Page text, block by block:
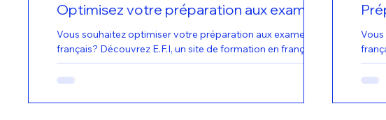
Optimisez votre préparation aux examens
de français avec E.F.I
Vous souhaitez optimiser votre préparation aux examens de
français? Découvrez E.F.I, un site de formation en français
spécialisé dans la...
Vous
aider